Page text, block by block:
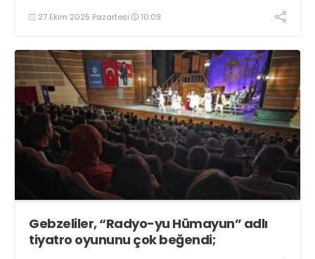
27 Ekim 2025 Pazartesi 10:09
Gebzeliler, “Radyo-yu Hümayun” adlı
tiyatro oyununu çok beğendi;